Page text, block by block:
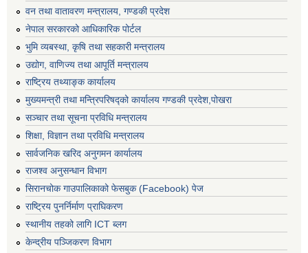
वन तथा वातावरण मन्त्रालय, गण्डकी प्रदेश
नेपाल सरकारको आधिकारिक पोर्टल
भुमि व्यबस्था, कृषि तथा सहकारी मन्त्रालय
उद्योग, वाणिज्य तथा आपूर्ति मन्त्रालय
राष्ट्रिय तथ्याङ्क कार्यालय
मुख्यमन्त्री तथा मन्त्रिपरिषद्को कार्यालय गण्डकी प्रदेश,पोखरा
सञ्‍चार तथा सूचना प्रविधि मन्त्रालय
शिक्षा, विज्ञान तथा प्रविधि मन्त्रालय
सार्वजनिक खरिद अनुगमन कार्यालय
राजश्व अनुसन्धान विभाग
सिरानचोक गाउपालिकाको फेसबुक (Facebook) पेज
राष्ट्रिय पुनर्निर्माण प्राघिकरण
स्थानीय तहको लागि ICT ब्लग
केन्द्रीय पञ्जिकरण विभाग